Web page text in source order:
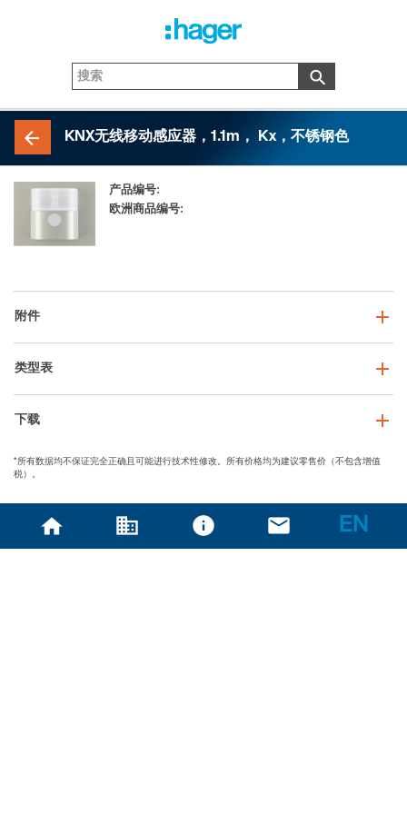
KNX无线移动感应器，1.1m， Kx，不锈钢色
产品编号:
85345173
欧洲商品编号:
4011334374558
附件
类型表
下载
*所有数据均不保证完全正确且可能进行技术性修改。所有价格均为建议零售价（不包含增值
税）。
EN